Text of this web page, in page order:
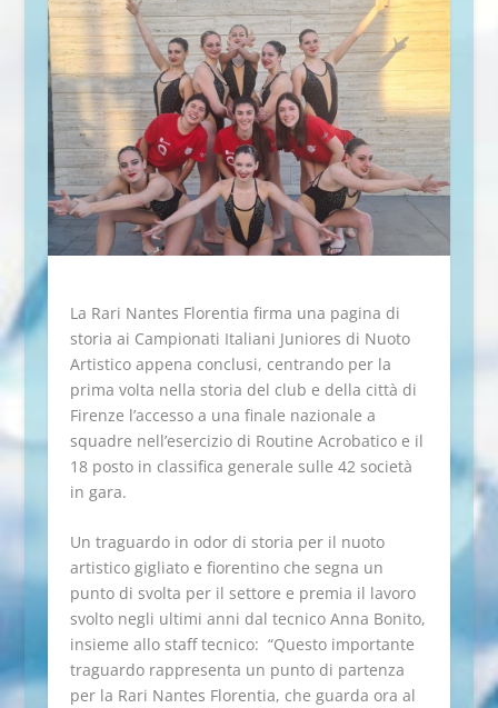
La Rari Nantes Florentia firma una pagina di
storia ai Campionati Italiani Juniores di Nuoto
Artistico appena conclusi, centrando per la
prima volta nella storia del club e della città di
Firenze l’accesso a una finale nazionale a
squadre nell’esercizio di Routine Acrobatico e il
18 posto in classifica generale sulle 42 società
in gara.
Un traguardo in odor di storia per il nuoto
artistico gigliato e fiorentino che segna un
punto di svolta per il settore e premia il lavoro
svolto negli ultimi anni dal tecnico Anna Bonito,
insieme allo staff tecnico: “Questo importante
traguardo rappresenta un punto di partenza
per la Rari Nantes Florentia, che guarda ora al